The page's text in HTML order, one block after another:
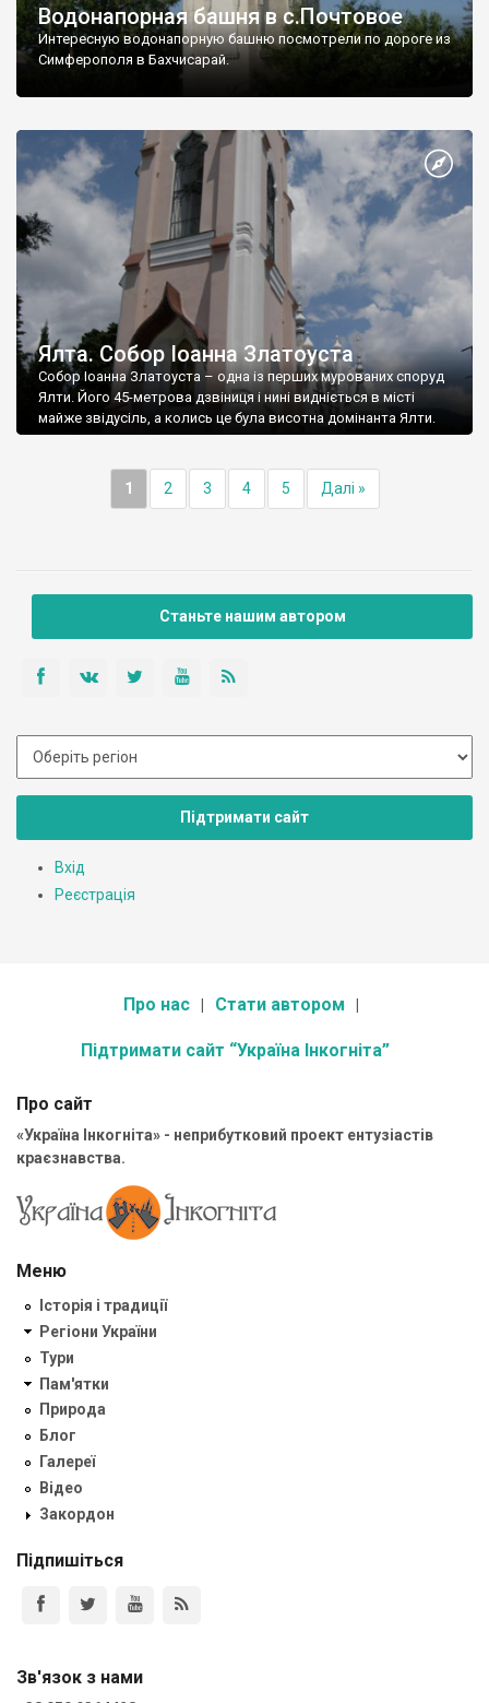
Водонапорная башня в с.Почтовое
Интересную водонапорную башню посмотрели по дороге из
Симферополя в Бахчисарай.
Ялта. Собор Іоанна Златоуста
Собор Іоанна Златоуста – одна із перших мурованих споруд
Ялти. Його 45-метрова дзвіниця і нині видніється в місті
майже звідусіль, а колись це була висотна домінанта Ялти.
1 2 3 4 5 Далі »
Станьте нашим автором
Підтримати сайт
Вхід
Реєстрація
Про нас Стати автором
Підтримати сайт “Україна Інкогніта”
Про сайт
«Україна Інкогніта» - неприбутковий проект ентузіастів
краєзнавства.
Меню
Історія і традиції
Регіони України
Тури
Пам'ятки
Природа
Блог
Галереї
Відео
Закордон
Підпишіться
Зв'язок з нами